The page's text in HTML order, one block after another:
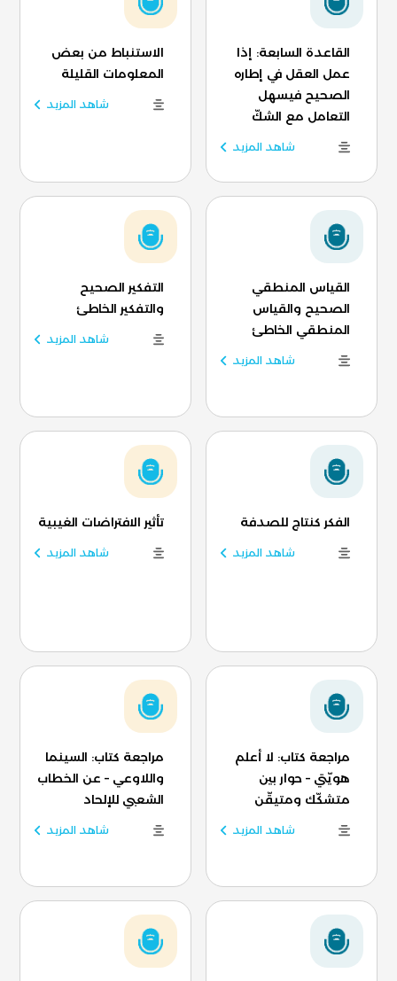
القاعدة السابعة: إذا
عمل العقل في إطاره
الصحيح فيسهل
التعامل مع الشكّ
شاهد المزيد
الاستنباط من بعض
المعلومات القليلة
شاهد المزيد
القياس المنطقي
الصحيح والقياس
المنطقي الخاطئ
شاهد المزيد
التفكير الصحيح
والتفكير الخاطئ
شاهد المزيد
الفكر كنتاج للصدفة
شاهد المزيد
تأثير الافتراضات الغيبية
شاهد المزيد
مراجعة كتاب: لا أعلم
هويّتي – حوار بين
متشكّك ومتيقّن
شاهد المزيد
مراجعة كتاب: السينما
واللاوعي – عن الخطاب
الشعبي للإلحاد
شاهد المزيد